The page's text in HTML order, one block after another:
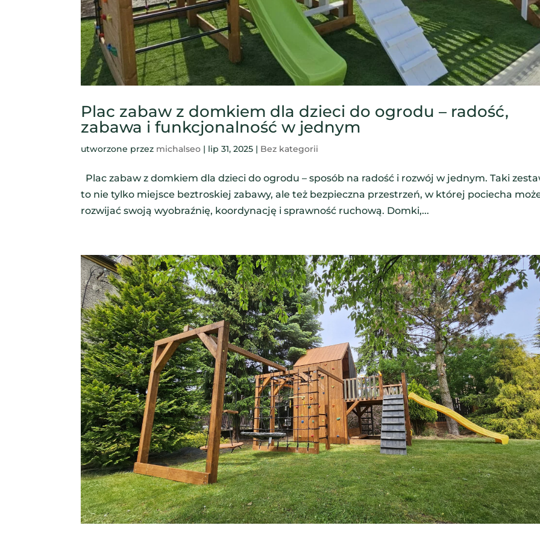
Plac zabaw z domkiem dla dzieci do ogrodu – radość,
zabawa i funkcjonalność w jednym
utworzone przez michalseo | lip 31, 2025 | Bez kategorii
Plac zabaw z domkiem dla dzieci do ogrodu – sposób na radość i rozwój w jednym. Taki
to nie tylko miejsce beztroskiej zabawy, ale też bezpieczna przestrzeń, w której pociecha
rozwijać swoją wyobraźnię, koordynację i sprawność ruchową. Domki,...